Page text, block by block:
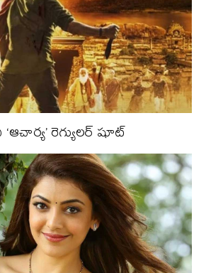
రెగ్యులర్‌ షూట్‌